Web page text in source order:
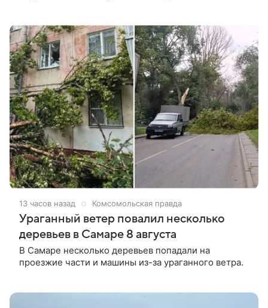
13 часов назад Комсомольская правда
Ураганный ветер повалил несколько
деревьев в Самаре 8 августа
В Самаре несколько деревьев попадали на
проезжие части и машины из-за ураганного ветра.